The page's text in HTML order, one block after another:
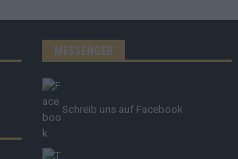
MESSENGER
Schreib uns auf Facebook